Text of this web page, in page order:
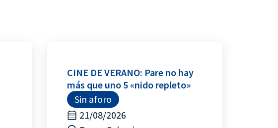
CINE DE VERANO: Pare no hay
más que uno 5 «nido repleto»
Sin aforo
21/08/2026